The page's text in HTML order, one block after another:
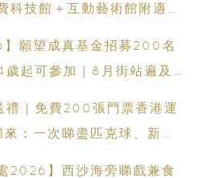
科技館＋互動藝術館附適合
】願望成真基金招募200名
起可參加｜8月街站遍及
｜免費200張門票香港運
：一次睇盡匹克球、新興
2026】西沙海旁睇戲兼食